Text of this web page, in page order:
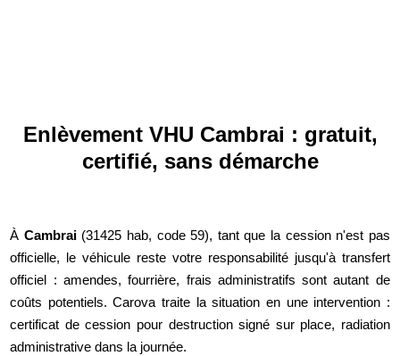
Enlèvement VHU Cambrai : gratuit,
certifié, sans démarche
À Cambrai(31425 hab, code 59), tant que la cession n'est pas
officielle, le véhicule reste votre responsabilité jusqu'à transfert
officiel : amendes, fourrière, frais administratifs sont autant de
coûts potentiels. Carova traite la situation en une intervention :
certificat de cession pour destruction signé sur place, radiation
administrative dans la journée.